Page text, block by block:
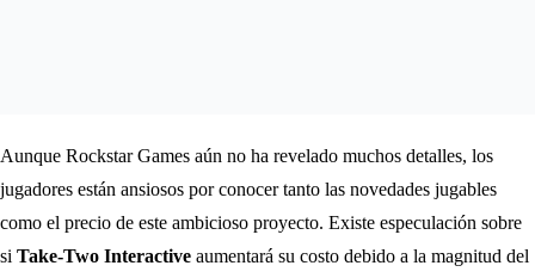
Aunque Rockstar Games aún no ha revelado muchos detalles, los
jugadores están ansiosos por conocer tanto las novedades jugables
como el precio de este ambicioso proyecto. Existe especulación sobre
si Take-Two Interactive aumentará su costo debido a la magnitud del